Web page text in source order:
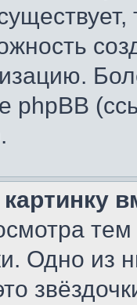
phpBB
Одно из